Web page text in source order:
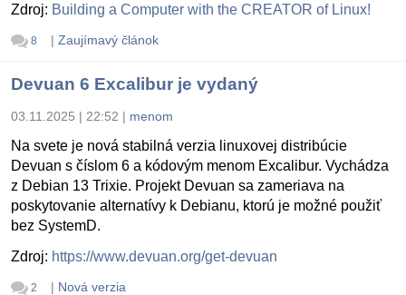
Zdroj: Building a Computer with the CREATOR of Linux!
8 | Zaujímavý článok
Devuan 6 Excalibur je vydaný
03.11.2025 | 22:52 | menom
Na svete je nová stabilná verzia linuxovej distribúcie
Devuan s číslom 6 a kódovým menom Excalibur. Vychádza
z Debian 13 Trixie. Projekt Devuan sa zameriava na
poskytovanie alternatívy k Debianu, ktorú je možné použiť
bez SystemD.
Zdroj: https://www.devuan.org/get-devuan
2 | Nová verzia